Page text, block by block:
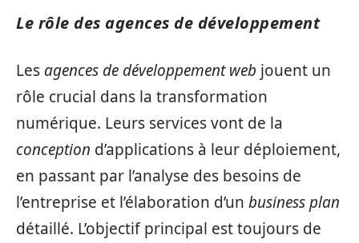
Le rôle des agences de développement
Les agences de développement web jouent un
rôle crucial dans la transformation
numérique. Leurs services vont de la
conception d’applications à leur déploiement,
en passant par l’analyse des besoins de
l’entreprise et l’élaboration d’un business plan
détaillé. L’objectif principal est toujours de